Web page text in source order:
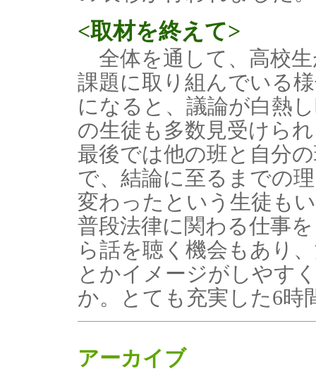
<取材を終えて>
全体を通して、高校
課題に取り組んでいる
になると、議論が白熱
の生徒も多数見受けら
最後では他の班と自分
で、結論に至るまでの
変わったという生徒も
普段法律に関わる仕事
ら話を聴く機会もあり
とかイメージがしやす
か。とても充実した6時
アーカイブ